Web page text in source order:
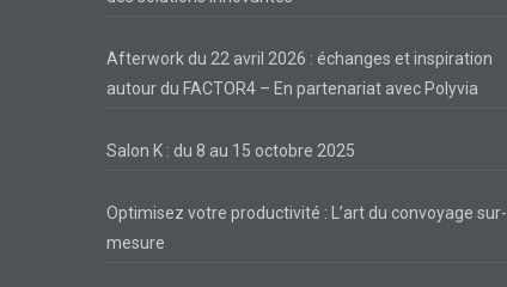
Afterwork du 22 avril 2026 : échanges et inspiration
autour du FACTOR4 – En partenariat avec Polyvia
Salon K : du 8 au 15 octobre 2025
Optimisez votre productivité : L’art du convoyage sur-
mesure